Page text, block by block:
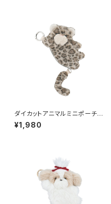
ダイカットアニマルミニポーチ
（カラビナ付き） ヒョウ/豹 GPO
0407-D
¥1,980